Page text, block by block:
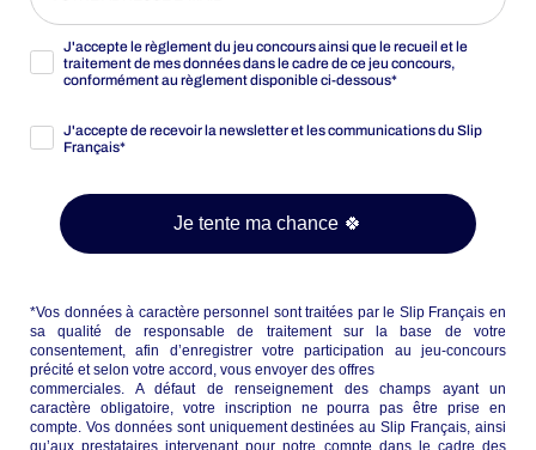
Inscrits Jeu Concours 2025
J'accepte le règlement du jeu concours ainsi que le recueil et le
traitement de mes données dans le cadre de ce jeu concours,
conformément au règlement disponible ci-dessous*
Optins Jeu Concours 2025
J'accepte de recevoir la newsletter et les communications du Slip
Français*
Je tente ma chance 🍀
*Vos données à caractère personnel sont traitées par le Slip Français en
sa qualité de responsable de traitement sur la base de votre
consentement, afin d’enregistrer votre participation au jeu-concours
précité et selon votre accord, vous envoyer des offres
commerciales. A défaut de renseignement des champs ayant un
caractère obligatoire, votre inscription ne pourra pas être prise en
compte. Vos données sont uniquement destinées au Slip Français, ainsi
qu’aux prestataires intervenant pour notre compte dans le cadre des